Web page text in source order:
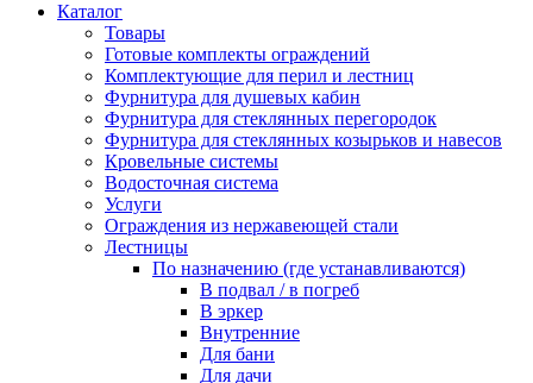
Каталог
Товары
Готовые комплекты ограждений
Комплектующие для перил и лестниц
Фурнитура для душевых кабин
Фурнитура для стеклянных перегородок
Фурнитура для стеклянных козырьков и навесов
Кровельные системы
Водосточная система
Услуги
Ограждения из нержавеющей стали
Лестницы
По назначению (где устанавливаются)
В подвал / в погреб
В эркер
Внутренние
Для бани
Для дачи